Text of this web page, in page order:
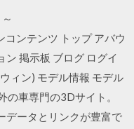
ンテンツ トップ アバウ
ン 掲示板 ブログ ログイ
ィン) モデル情報 モデル
の車専門の3Dサイト。
データとリンクが豊富で